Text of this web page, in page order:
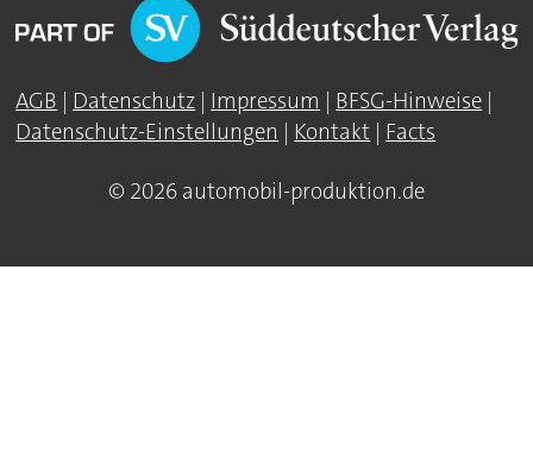
AGB | Datenschutz | Impressum | BFSG-Hinweise |
Datenschutz-Einstellungen | Kontakt | Facts
© 2026 automobil-produktion.de